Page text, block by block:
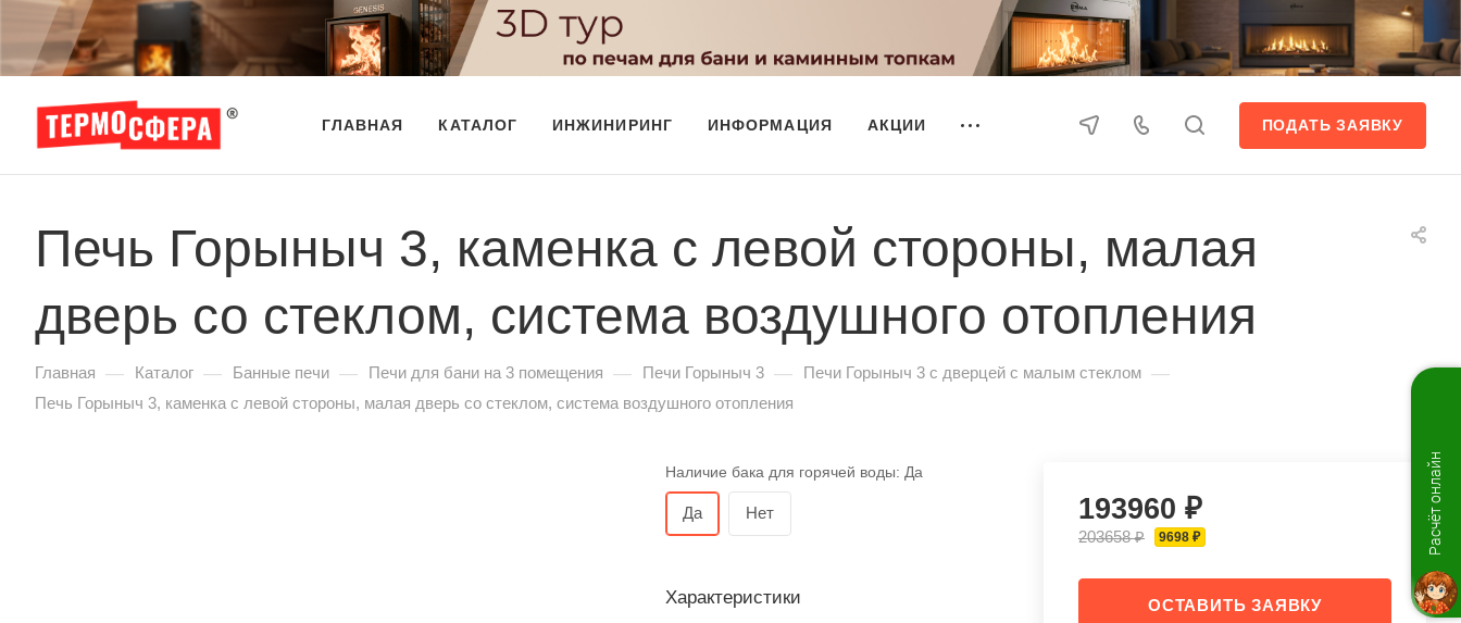
ГЛАВНАЯ КАТАЛОГ ИНЖИНИРИНГ ИНФОРМАЦИЯ АКЦИИ ПОДАТЬ ЗАЯВКУ
Печь Горыныч 3, каменка с левой стороны, малая
дверь со стеклом, система воздушного отопления
Главная — Каталог — Банные печи — Печи для бани на 3 помещения — Печи Горыныч 3 — Печи Горыныч 3 с дверцей с малым стеклом —
Печь Горыныч 3, каменка с левой стороны, малая дверь со стеклом, система воздушного отопления
193960 ₽
203658 ₽ 9698 ₽
ОСТАВИТЬ ЗАЯВКУ
Наличие бака для горячей воды: Да
Да Нет
Характеристики
Расчёт онлайн